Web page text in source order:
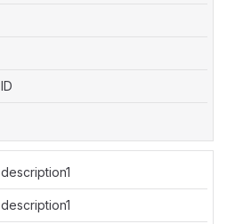
ID
description1
description1